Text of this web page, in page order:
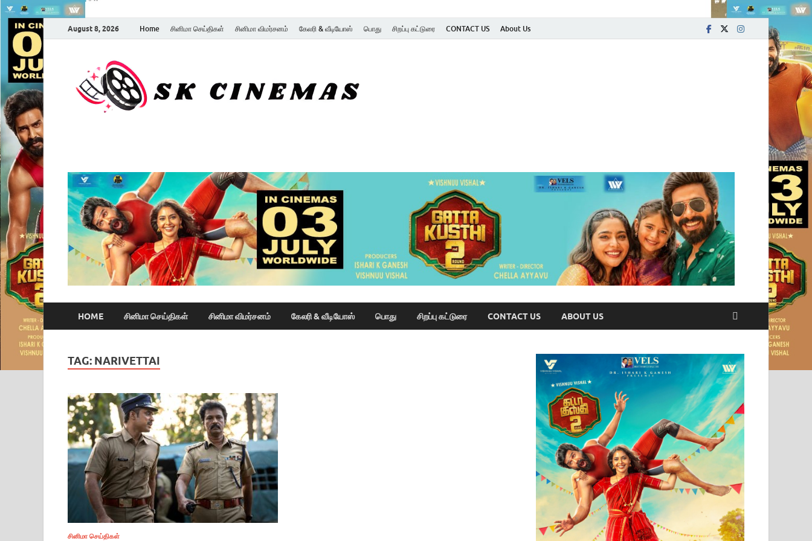
August 8, 2026 Home சினிமா செய்திகள் சினிமா விமர்சனம் கேலரி & வீடியோஸ் பொது சிறப்பு கட்டுரை CONTACT US About Us
HOME சினிமா செய்திகள் சினிமா விமர்சனம் கேலரி & வீடியோஸ் பொது சிறப்பு கட்டுரை CONTACT US ABOUT US
TAG: NARIVETTAI
சினிமா செய்திகள்